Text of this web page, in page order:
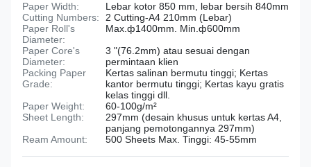
Paper Width:
Lebar kotor 850 mm, lebar bersih 840mm
Cutting Numbers:
2 Cutting-A4 210mm (Lebar)
Paper Roll's
Diameter:
Max.ф1400mm. Min.ф600mm
Paper Core's
Diameter:
3 "(76.2mm) atau sesuai dengan
permintaan klien
Packing Paper
Grade:
Kertas salinan bermutu tinggi; Kertas
kantor bermutu tinggi; Kertas kayu gratis
kelas tinggi dll.
Paper Weight:
60-100g/m²
Sheet Length:
297mm (desain khusus untuk kertas A4,
panjang pemotongannya 297mm)
Ream Amount:
500 Sheets Max. Tinggi: 45-55mm